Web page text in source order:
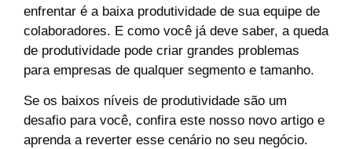
enfrentar é a baixa produtividade de sua equipe de
colaboradores. E como você já deve saber, a queda
de produtividade pode criar grandes problemas
para empresas de qualquer segmento e tamanho.
Se os baixos níveis de produtividade são um
desafio para você, confira este nosso novo artigo e
aprenda a reverter esse cenário no seu negócio.